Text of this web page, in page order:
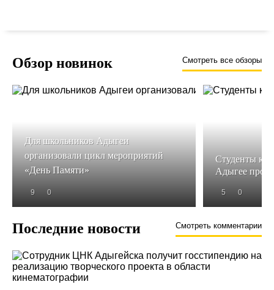
Обзор новинок Смотреть все обзоры
Для школьников Адыгеи
организовали цикл мероприятий
«День Памяти»
9 0
Студенты
Адыгее
5 0
Последние новости Смотреть комментарии